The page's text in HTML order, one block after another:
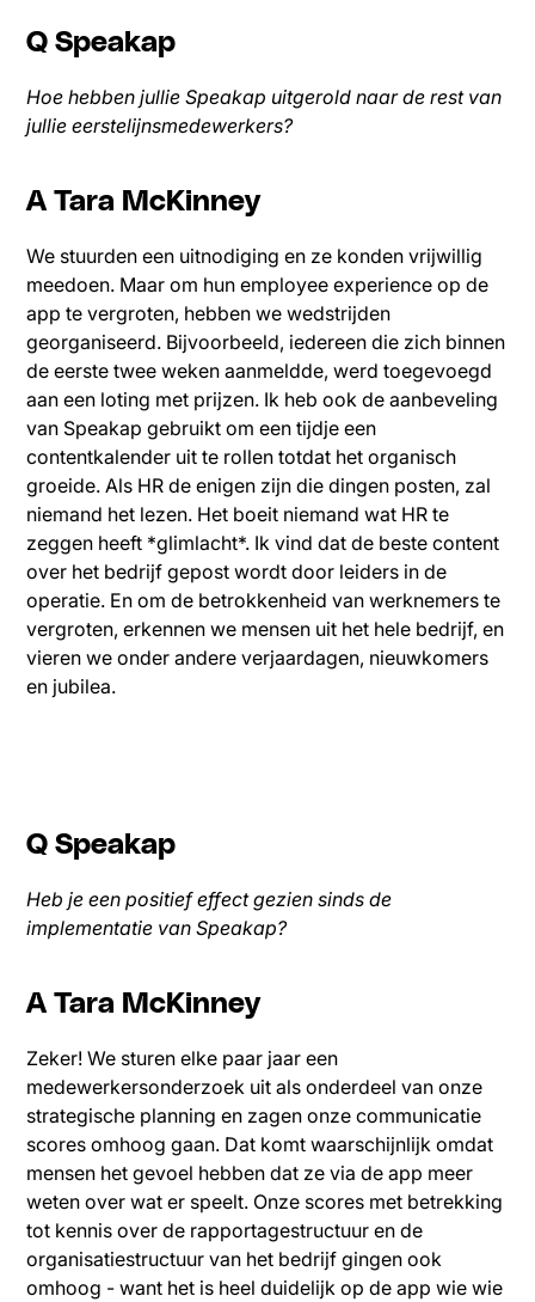
Q Speakap
Hoe hebben jullie Speakap uitgerold naar de rest van
jullie eerstelijnsmedewerkers?
A Tara McKinney
We stuurden een uitnodiging en ze konden vrijwillig
meedoen. Maar om hun employee experience op de
app te vergroten, hebben we wedstrijden
georganiseerd. Bijvoorbeeld, iedereen die zich binnen
de eerste twee weken aanmeldde, werd toegevoegd
aan een loting met prijzen. Ik heb ook de aanbeveling
van Speakap gebruikt om een tijdje een
contentkalender uit te rollen totdat het organisch
groeide. Als HR de enigen zijn die dingen posten, zal
niemand het lezen. Het boeit niemand wat HR te
zeggen heeft *glimlacht*. Ik vind dat de beste content
over het bedrijf gepost wordt door leiders in de
operatie. En om de betrokkenheid van werknemers te
vergroten, erkennen we mensen uit het hele bedrijf, en
vieren we onder andere verjaardagen, nieuwkomers
en jubilea.
Q Speakap
Heb je een positief effect gezien sinds de
implementatie van Speakap?
A Tara McKinney
Zeker! We sturen elke paar jaar een
medewerkersonderzoek uit als onderdeel van onze
strategische planning en zagen onze communicatie
scores omhoog gaan. Dat komt waarschijnlijk omdat
mensen het gevoel hebben dat ze via de app meer
weten over wat er speelt. Onze scores met betrekking
tot kennis over de rapportagestructuur en de
organisatiestructuur van het bedrijf gingen ook
omhoog - want het is heel duidelijk op de app wie wie